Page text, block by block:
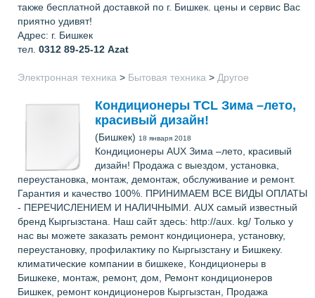
также бесплатной доставкой по г. Бишкек. цены и сервис Вас
приятно удивят!
Адрес: г. Бишкек
тел. 0312 89-25-12 Azat
Электронная техника > Бытовая техника > Другое
Кондиционеры TCL Зима –лето,
красивый дизайн!
(Бишкек) 18 января 2018
Кондиционеры AUX Зима –лето, красивый
дизайн! Продажа с выездом, установка,
переустановка, монтаж, демонтаж, обслуживание и ремонт.
Гарантия и качество 100%. ПРИНИМАЕМ ВСЕ ВИДЫ ОПЛАТЫ
- ПЕРЕЧИСЛЕНИЕМ И НАЛИЧНЫМИ. AUX самый известный
бренд Кыргызстана. Наш сайт здесь: http://aux. kg/ Только у
нас вы можете заказать ремонт кондиционера, установку,
переустановку, профилактику по Кыргызстану и Бишкеку.
климатические компании в бишкеке, Кондиционеры в
Бишкеке, монтаж, ремонт, дом, Ремонт кондиционеров
Бишкек, ремонт кондиционеров Кыргызстан, Продажа